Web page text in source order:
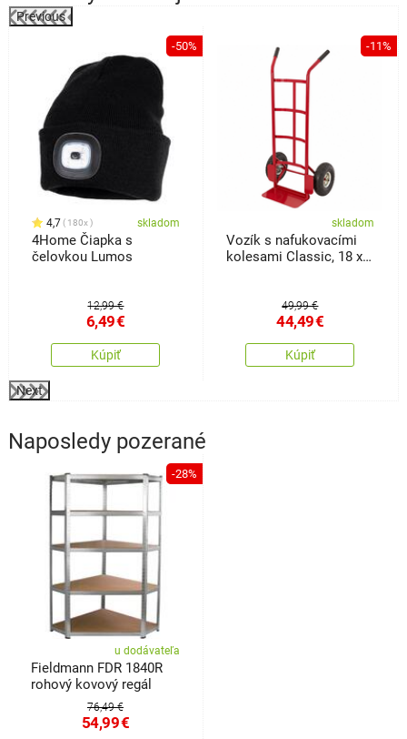
Previous
-50%
4,7 180x skladom
4Home Čiapka s
čelovkou Lumos
12,99 €
6,49€
Kúpiť
-11%
skladom
Vozík s nafukovacími
kolesami Classic, 18 x
49,99 €
44,49€
Kúpiť
Next
Naposledy pozerané
-28%
u dodávateľa
Fieldmann FDR 1840R
rohový kovový regál
76,49 €
54,99€